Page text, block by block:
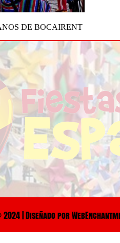
DE BOCAIRENT
| Diseñado por